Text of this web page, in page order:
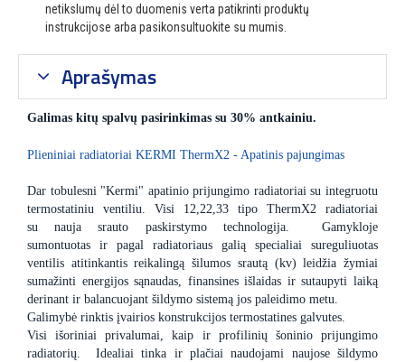
netikslumų dėl to duomenis verta patikrinti produktų
instrukcijose arba pasikonsultuokite su mumis.
Aprašymas
Galimas kitų spalvų pasirinkimas su 30% antkainiu.
Plieniniai radiatoriai KERMI ThermX2 - Apatinis pajungimas
Dar tobulesni "Kermi" apatinio prijungimo radiatoriai su integruotu
termostatiniu ventiliu. Visi 12,22,33 tipo ThermX2 radiatoriai
su nauja srauto paskirstymo technologija. Gamykloje
sumontuotas ir pagal radiatoriaus galią specialiai sureguliuotas
ventilis atitinkantis reikalingą šilumos srautą (kv) leidžia žymiai
sumažinti energijos sąnaudas, finansines išlaidas ir sutaupyti laiką
derinant ir balancuojant šildymo sistemą jos paleidimo metu.
Galimybė rinktis įvairios konstrukcijos termostatines galvutes.
Visi išoriniai privalumai, kaip ir profilinių šoninio prijungimo
radiatorių. Idealiai tinka ir plačiai naudojami naujose šildymo